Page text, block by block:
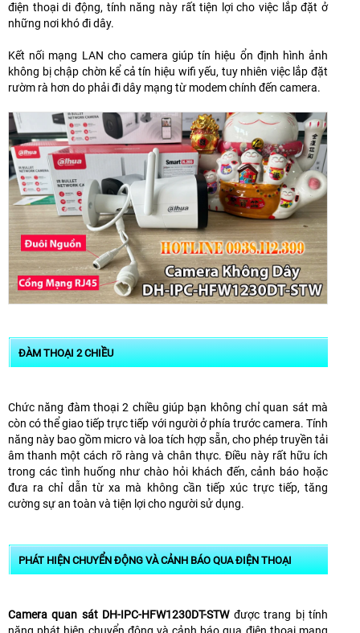
điện thoại di động, tính năng này rất tiện lợi cho việc lắp đặt ở
những nơi khó đi dây.
Kết nối mạng LAN cho camera giúp tín hiệu ổn định hình ảnh
không bị chập chờn kể cả tín hiệu wifi yếu, tuy nhiên việc lắp đặt
rườm rà hơn do phải đi dây mạng từ modem chính đến camera.
ĐÀM THOẠI 2 CHIỀU
Chức năng đàm thoại 2 chiều giúp bạn không chỉ quan sát mà
còn có thể giao tiếp trực tiếp với người ở phía trước camera. Tính
năng này bao gồm micro và loa tích hợp sẵn, cho phép truyền tải
âm thanh một cách rõ ràng và chân thực. Điều này rất hữu ích
trong các tình huống như chào hỏi khách đến, cảnh báo hoặc
đưa ra chỉ dẫn từ xa mà không cần tiếp xúc trực tiếp, tăng
cường sự an toàn và tiện lợi cho người sử dụng.
PHÁT HIỆN CHUYỂN ĐỘNG VÀ CẢNH BÁO QUA ĐIỆN THOẠI
Camera quan sát DH-IPC-HFW1230DT-STWđược trang bị tính